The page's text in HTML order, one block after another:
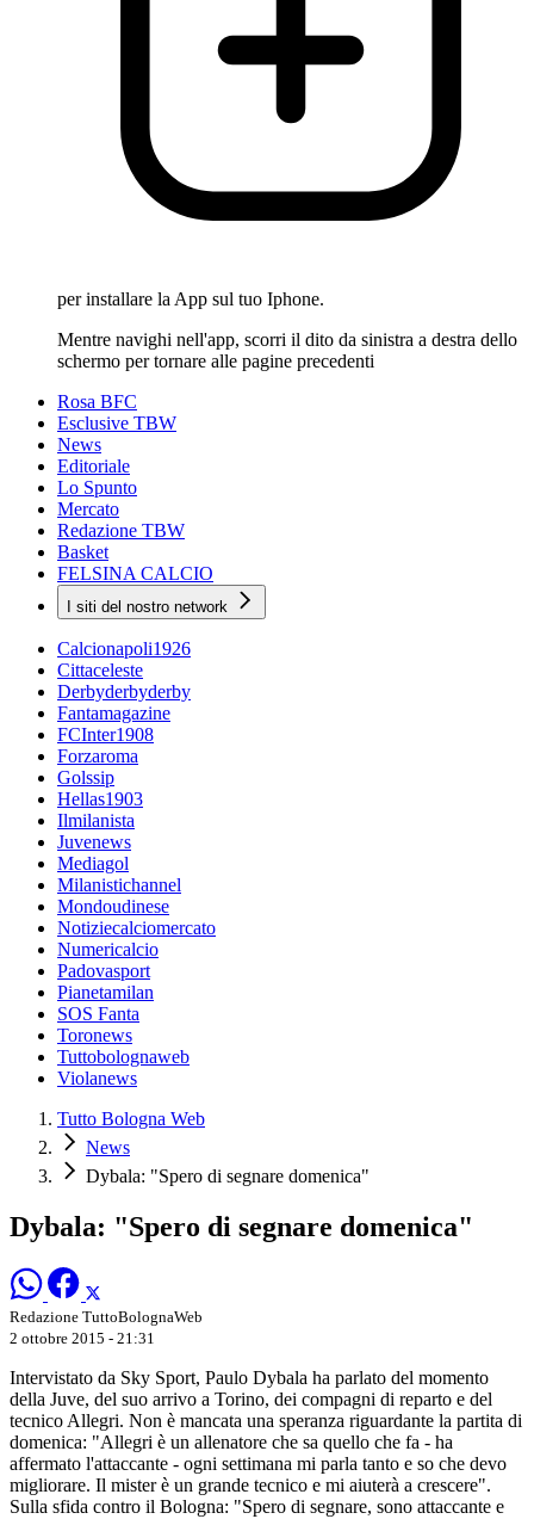
per installare la App sul tuo Iphone.
Mentre navighi nell'app, scorri il dito da sinistra a destra dello
schermo per tornare alle pagine precedenti
Rosa BFC
Esclusive TBW
News
Editoriale
Lo Spunto
Mercato
Redazione TBW
Basket
FELSINA CALCIO
I siti del nostro network
Calcionapoli1926
Cittaceleste
Derbyderbyderby
Fantamagazine
FCInter1908
Forzaroma
Golssip
Hellas1903
Ilmilanista
Juvenews
Mediagol
Milanistichannel
Mondoudinese
Notiziecalciomercato
Numericalcio
Padovasport
Pianetamilan
SOS Fanta
Toronews
Tuttobolognaweb
Violanews
Tutto Bologna Web
News
Dybala: "Spero di segnare domenica"
Dybala: "Spero di segnare domenica"
Redazione TuttoBolognaWeb
2 ottobre 2015 - 21:31
Intervistato da Sky Sport, Paulo Dybala ha parlato del momento
della Juve, del suo arrivo a Torino, dei compagni di reparto e del
tecnico Allegri. Non è mancata una speranza riguardante la partita di
domenica: "Allegri è un allenatore che sa quello che fa - ha
affermato l'attaccante - ogni settimana mi parla tanto e so che devo
migliorare. Il mister è un grande tecnico e mi aiuterà a crescere".
Sulla sfida contro il Bologna: "Spero di segnare, sono attaccante e